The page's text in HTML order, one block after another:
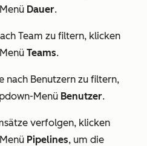
Dauer.
Team zu filtern, klicken
Teams.
nach Benutzern zu filtern,
Menü Benutzer.
verfolgen, klicken
Pipelines, um die